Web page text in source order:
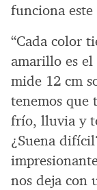
funciona
“Cada color
amarillo es
mide 12 cm
tenemos que
frío, lluvia y
¿Suena
nos deja con